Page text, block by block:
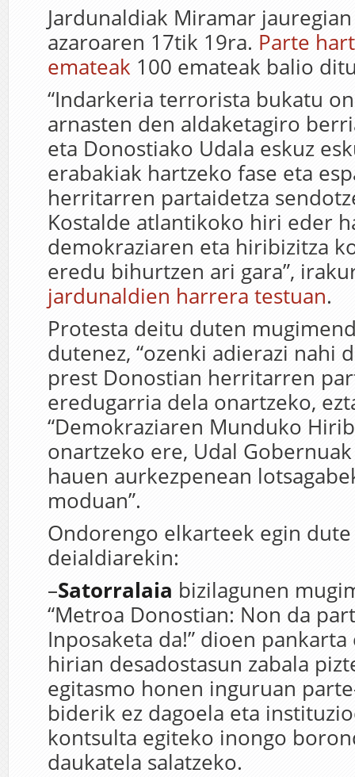
Jardunaldiak Miramar
azaroaren 17tik 19ra. Parte
emateak 100 emateak balio
“Indarkeria terrorista bukatu
arnasten den aldaketagiro
eta Donostiako Udala eskuz
erabakiak hartzeko fase eta
herritarren partaidetza
Kostalde atlantikoko hiri eder
demokraziaren eta hiribizitza
eredu bihurtzen ari gara”,
jardunaldien harrera testuan.
Protesta deitu duten
dutenez, “ozenki adierazi nahi
prest Donostian herritarren
eredugarria dela onartzeko,
“Demokraziaren Munduko
onartzeko ere, Udal
hauen aurkezpenean
moduan”.
Ondorengo elkarteek egin
deialdiarekin:
–Satorralaia bizilagunen
“Metroa Donostian: Non da
Inposaketa da!” dioen
hirian desadostasun zabala
egitasmo honen inguruan
biderik ez dagoela eta
kontsulta egiteko inongo
daukatela salatzeko.